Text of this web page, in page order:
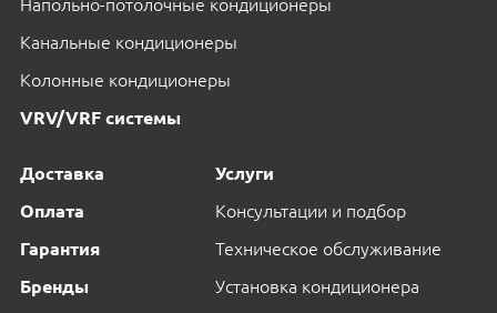
Напольно-потолочные кондиционеры
Канальные кондиционеры
Колонные кондиционеры
VRV/VRF системы
Доставка
Оплата
Гарантия
Бренды
Услуги
Консультации и подбор
Техническое обслуживание
Установка кондиционера